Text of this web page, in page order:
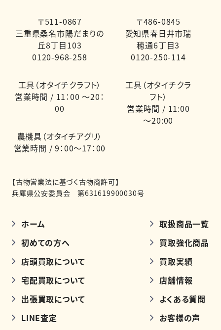
〒511-0867
三重県桑名市陽だまりの
丘8丁目103
0120-968-258
工具（オタイチクラフト）
営業時間 / 11：00 ～20：
00
農機具（オタイチアグリ）
営業時間 / 9：00～17：00
〒486-0845
愛知県春日井市瑞
穂通6丁目3
0120-250-114
工具（オタイチクラ
フト）
営業時間 / 11:00
～20:00
【古物営業法に基づく古物商許可】
兵庫県公安委員会 第631619900030号
ホーム
初めての方へ
店頭買取について
宅配買取について
出張買取について
LINE査定
取扱商品一覧
買取強化商品
買取実績
店舗情報
よくある質問
お客様の声